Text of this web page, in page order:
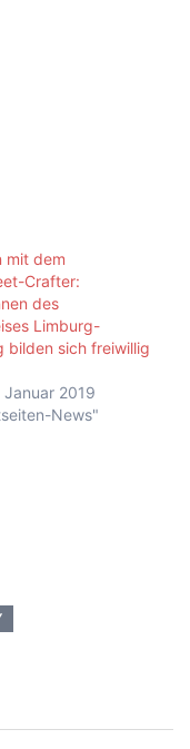
mit dem
Crafter:
des
Limburg-
bilden sich freiwillig
Januar 2019
News"